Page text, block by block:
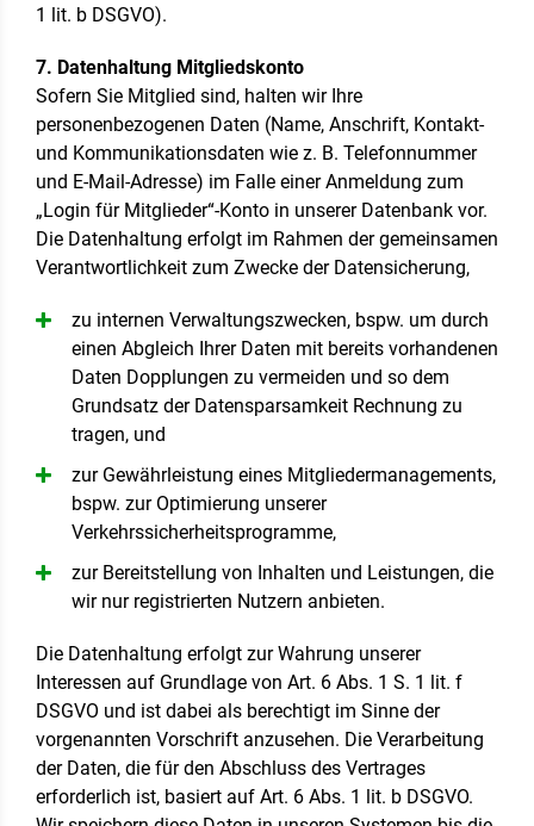
1 lit. b DSGVO).
7. Datenhaltung Mitgliedskonto
Sofern Sie Mitglied sind, halten wir Ihre
personenbezogenen Daten (Name, Anschrift, Kontakt-
und Kommunikationsdaten wie z. B. Telefonnummer
und E-Mail-Adresse) im Falle einer Anmeldung zum
„Login für Mitglieder“-Konto in unserer Datenbank vor.
Die Datenhaltung erfolgt im Rahmen der gemeinsamen
Verantwortlichkeit zum Zwecke der Datensicherung,
zu internen Verwaltungszwecken, bspw. um durch
einen Abgleich Ihrer Daten mit bereits vorhandenen
Daten Dopplungen zu vermeiden und so dem
Grundsatz der Datensparsamkeit Rechnung zu
tragen, und
zur Gewährleistung eines Mitgliedermanagements,
bspw. zur Optimierung unserer
Verkehrssicherheitsprogramme,
zur Bereitstellung von Inhalten und Leistungen, die
wir nur registrierten Nutzern anbieten.
Die Datenhaltung erfolgt zur Wahrung unserer
Interessen auf Grundlage von Art. 6 Abs. 1 S. 1 lit. f
DSGVO und ist dabei als berechtigt im Sinne der
vorgenannten Vorschrift anzusehen. Die Verarbeitung
der Daten, die für den Abschluss des Vertrages
erforderlich ist, basiert auf Art. 6 Abs. 1 lit. b DSGVO.